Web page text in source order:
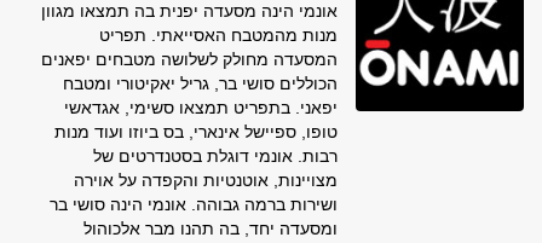
אונמי הינה מסעדה יפנית בה תמצאו מגוון
מנות מהמטבח האסייאתי. תפריט
המסעדה מחולק לשלושה מטבחים יפאנים
הכוללים סושי בר, גריל יאקיטורי ומטבח
יפאני. בתפריט תמצאו סשימי, אגדאשי
טופו, ספיישל אינארי, בס ביוזו ועוד מנות
רבות. אונמי דוגלת בסטנדרטים של
מצויינות, אוטנטיות והקפדה על אוירה
ושירות ברמה גבוהה. אונמי הינה סושי בר
ומסעדה יחד, בה תהנו מבר אלכוהול